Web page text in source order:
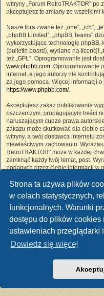
Strona ta używa plików
w celach statystycznych,
funkcjonalnych. Warunki
dostępu do plików cookies
ustawieniach przeglądarki
Dowiedz się więcej
witryny „Forum RetroTRAKTOR”
akceptujesz te zmiany ze wszelkimi
Nasze fora zwane też „one”, „ich”,
„phpBB Limited”, „phpBB Teams”
wykorzystujące technologię phpBB,
(bulletin board), wydane na licencji „
też „GPL”. Oprogramowanie jest
www.phpbb.com. Oprogramowanie
internet, a jego autorzy nie
za jego pomocą. Więcej informacji
https://www.phpbb.com/.
Akceptujesz zakaz publikowania
oszczerczym, propagującym treści
naruszającym cudze prawa
zakazu może skutkować dla ciebie
witryny, a twój dostawca internetu
niewłaściwym zachowaniu.
RetroTRAKTOR” może w każdej
zamknąć każdy twój temat, post.
podanych przez ciebie informacji w
RetroTRAKTOR”, ani phpBB nie
witryny, podczas których może dojść
Portal RetroTRAKTOR.pl
Polski pakiet